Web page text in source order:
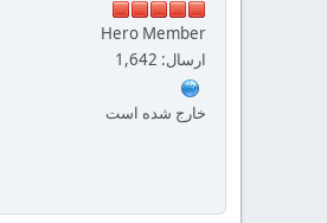
Hero Member
ارسال: 1,642
خارج شده است